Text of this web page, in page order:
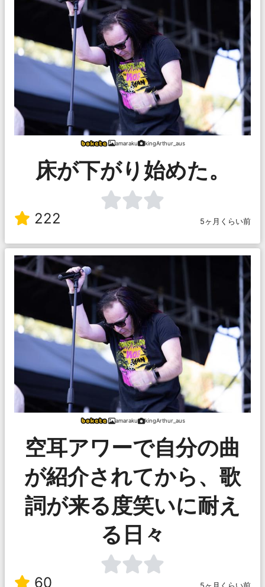
amaraku kingArthur_aus
床が下がり始めた。
222 5ヶ月くらい前
amaraku kingArthur_aus
空耳アワーで自分の曲
が紹介されてから、歌
詞が来る度笑いに耐え
る日々
60